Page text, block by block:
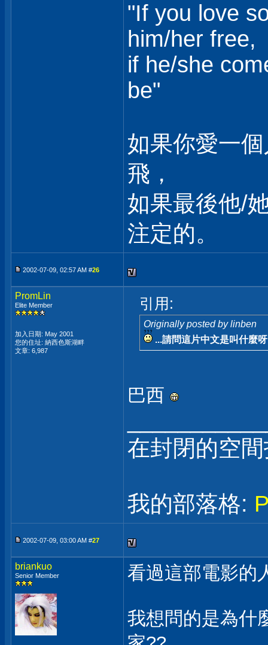
"If you love
him/her free,
if he/she
be"
如果你愛一
飛，
如果最後他/
注定的。
2002-07-09, 02:57 AM #26
PromLin
Elite Member
加入日期: May 2001
您的住址: 納西色斯湖畔
文章: 6,987
引用:
Originally posted by linben
...請問這片中文是叫什麼
巴西
在封閉的空
我的部落格:
2002-07-09, 03:00 AM #27
briankuo
Senior Member 看過這部電影的
我想問的是為什